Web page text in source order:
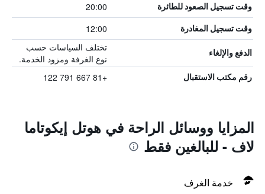
وقت تسجيل الصعود للطائرة 20:00
وقت تسجيل المغادرة 12:00
الدفع والإلغاء
تختلف السياسات حسب
نوع الغرفة ومزود الخدمة.
رقم مكتب الاستقبال +81 667 791 122
المزايا ووسائل الراحة في هوتل إيكوتاما
لاف - للبالغين فقط
خدمة الغرف